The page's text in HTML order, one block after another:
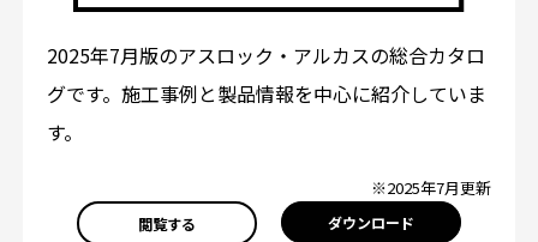
2025年7月版のアスロック・アルカスの総合カタロ
グです。施工事例と製品情報を中心に紹介していま
す。
※2025年7月更新
閲覧する ダウンロード